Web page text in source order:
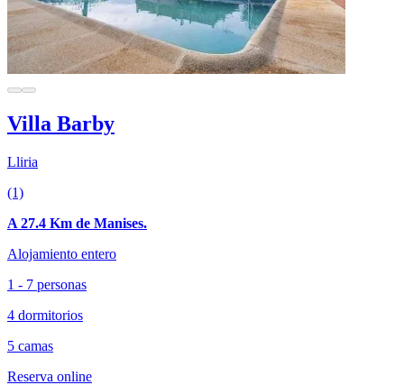
Villa Barby
Lliria
(1)
A 27.4 Km de Manises.
Alojamiento entero
1 - 7 personas
4 dormitorios
5 camas
Reserva online